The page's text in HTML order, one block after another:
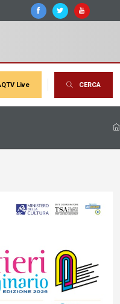
Live CERCA